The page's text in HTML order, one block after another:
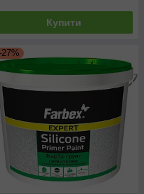
Купити